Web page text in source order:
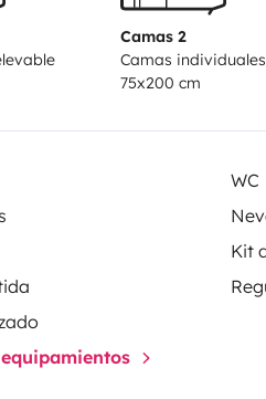
Camas 2
Camas individuales
75x200 cm
WC
Kit